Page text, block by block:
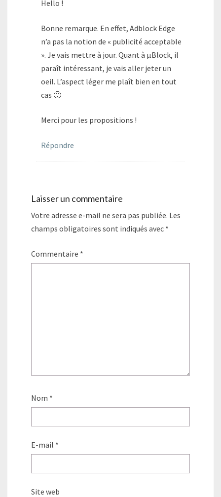
Hello !
Bonne remarque. En effet, Adblock Edge
n’a pas la notion de « publicité acceptable
». Je vais mettre à jour. Quant à µBlock, il
paraît intéressant, je vais aller jeter un
oeil. L’aspect léger me plaît bien en tout
cas 🙂
Merci pour les propositions !
Répondre
Laisser un commentaire
Votre adresse e-mail ne sera pas publiée. Les
champs obligatoires sont indiqués avec *
Commentaire *
Nom *
E-mail *
Site web